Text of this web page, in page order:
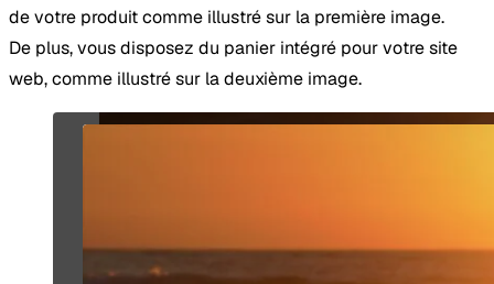
de votre produit comme illustré sur la première image.
De plus, vous disposez du panier intégré pour votre site
web, comme illustré sur la deuxième image.